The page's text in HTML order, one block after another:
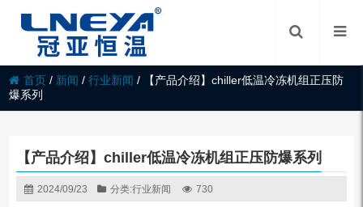
首页 / 新闻 /行业新闻 /
【产品介绍】chiller低温冷冻机组正压防
爆系列
【产品介绍】chiller低温冷冻机组正压防爆系列
2024/09/23 分类:行业新闻 730